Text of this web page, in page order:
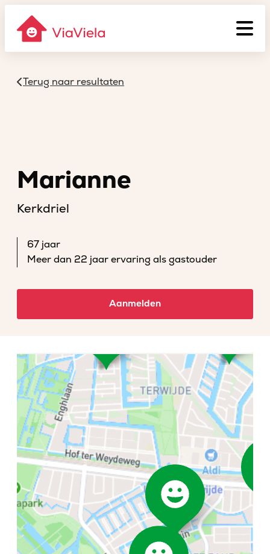
Terug naar resultaten
Marianne
Kerkdriel
67 jaar
Meer dan 22 jaar ervaring als gastouder
Aanmelden